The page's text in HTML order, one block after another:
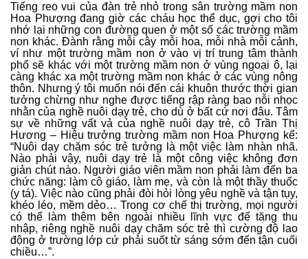
Tiếng reo vui của đàn trẻ nhỏ trong sân trường mầm non
Hoa Phượng đang giờ các cháu học thể dục, gợi cho tôi
nhớ lại những con đường quen ở một số các trường mầm
non khác. Đành rằng mỗi cây mỗi hoa, mỗi nhà mỗi cảnh,
ví như một trường mầm non ở vào vị trí trung tâm thành
phố sẽ khác với một trường mầm non ở vùng ngoại ô, lại
càng khác xa một trường mầm non khác ở các vùng nông
thôn. Nhưng ý tôi muốn nói đến cái khuôn thước thời gian
tưởng chừng như nghe được tiếng rập ràng bao nỗi nhọc
nhằn của nghề nuôi dạy trẻ, cho dù ở bất cứ nơi đâu. Tâm
sự về những vất vả của nghề nuôi dạy trẻ, cô Trần Thị
Hương – Hiệu trưởng trường mầm non Hoa Phượng kể:
“Nuôi dạy chăm sóc trẻ tưởng là một việc làm nhàn nhã.
Nào phải vậy, nuôi dạy trẻ là một công việc không đơn
giản chút nào. Người giáo viên mầm non phải làm đến ba
chức năng: làm cô giáo, làm mẹ, và còn là một thầy thuốc
(y tá). Việc nào cũng phải đòi hỏi lòng yêu nghề và tận tụy,
khéo léo, mềm dẻo… Trong cơ chế thị trường, mọi người
có thể làm thêm bên ngoài nhiều lĩnh vực để tăng thu
nhập, riêng nghề nuôi dạy chăm sóc trẻ thì cường độ lao
động ở trường lớp cứ phải suốt từ sáng sớm đến tận cuối
chiều…”.